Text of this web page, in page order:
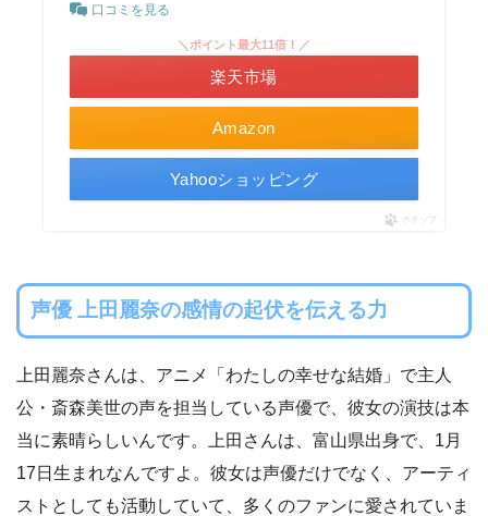
口コミを見る
Amazon
＼ポイント最大11倍！／
楽天市場
Yahooショッピング
ポチップ
声優 上田麗奈の感情の起伏を伝える力
上田麗奈さんは、アニメ「わたしの幸せな結婚」で主人
公・斎森美世の声を担当している声優で、彼女の演技は本
当に素晴らしいんです。上田さんは、富山県出身で、1月
17日生まれなんですよ。彼女は声優だけでなく、アーティ
ストとしても活動していて、多くのファンに愛されていま